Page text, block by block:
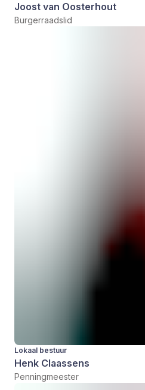
Joost van Oosterhout
Burgerraadslid
Lokaal bestuur
Henk Claassens
Penningmeester